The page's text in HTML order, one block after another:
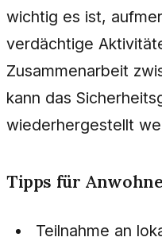
wichtig es ist,
verdächtige
Zusammenarbeit
kann das
wiederhergestellt
Tipps für
Teilnahme an